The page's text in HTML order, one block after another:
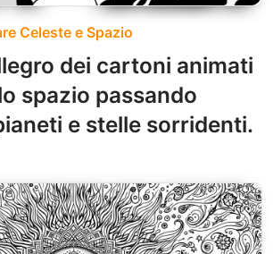
Celeste e Spazio
dei cartoni animati
spazio passando
e stelle sorridenti.